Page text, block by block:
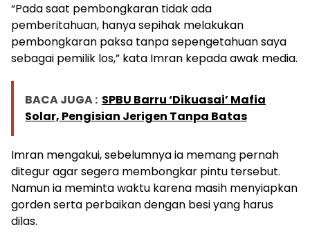
“Pada saat pembongkaran tidak ada
pemberitahuan, hanya sepihak melakukan
pembongkaran paksa tanpa sepengetahuan saya
sebagai pemilik los,” kata Imran kepada awak media.
BACA JUGA : SPBU Barru ‘Dikuasai’ Mafia
Solar, Pengisian Jerigen Tanpa Batas
Imran mengakui, sebelumnya ia memang pernah
ditegur agar segera membongkar pintu tersebut.
Namun ia meminta waktu karena masih menyiapkan
gorden serta perbaikan dengan besi yang harus
dilas.